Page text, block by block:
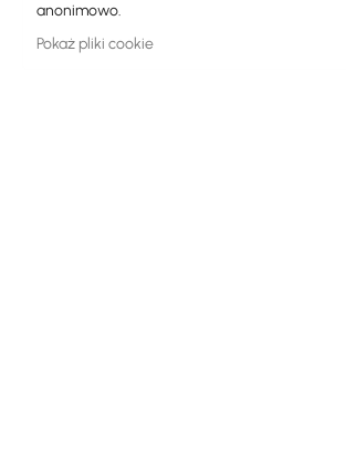
Zewnętrzne urządzenia WiFi
anonimowo.
Pokaż pliki cookie